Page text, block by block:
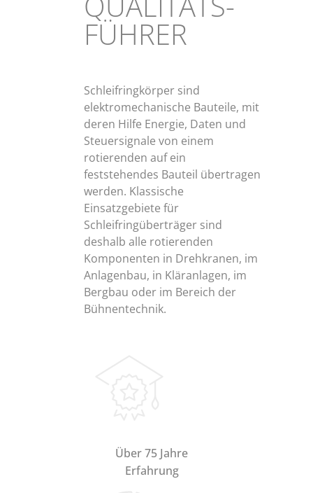
FÜHRER
Schleifringkörper sind
elektromechanische Bauteile, mit
deren Hilfe Energie, Daten und
Steuersignale von einem
rotierenden auf ein
feststehendes Bauteil übertragen
werden. Klassische
Einsatzgebiete für
Schleifringüberträger sind
deshalb alle rotierenden
Komponenten in Drehkranen, im
Anlagenbau, in Kläranlagen, im
Bergbau oder im Bereich der
Bühnentechnik.
Über 75 Jahre
Erfahrung